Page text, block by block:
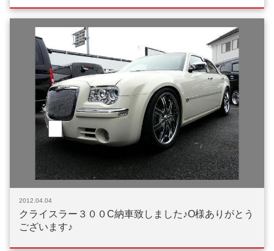
2012.04.04
クライスラー３００C納車致しました♪O様ありがとう
ございます♪